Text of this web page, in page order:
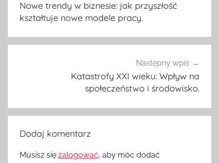
Nowe trendy w biznesie: jak przyszłość
kształtuje nowe modele pracy.
Następny wpis
Katastrofy XXI wieku: Wpływ na
społeczeństwo i środowisko.
Dodaj komentarz
Musisz się zalogować, aby móc dodać